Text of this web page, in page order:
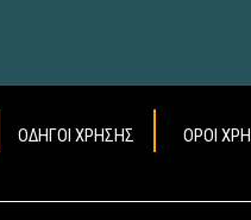
ΟΔΗΓΟΙ ΧΡΗΣΗΣ ΟΡΟΙ